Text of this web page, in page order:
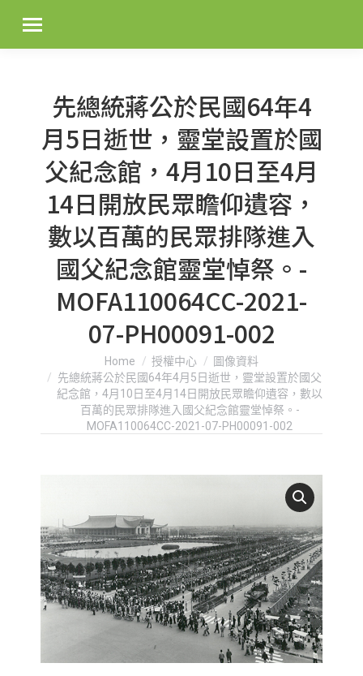
先總統蔣公於民國64年4
月5日逝世，靈堂設置於國
父紀念館，4月10日至4月
14日開放民眾瞻仰遺容，
數以百萬的民眾排隊進入
國父紀念館靈堂悼祭。-
MOFA110064CC-2021-
07-PH00091-002
You are here:Home 授權中心
圖像資料
先總統蔣公於民國64年4月5日逝世，靈堂設置於國父
紀念館，4月10日至4月14日開放民眾瞻仰遺容，數以
百萬的民眾排隊進入國父紀念館靈堂悼祭。-
MOFA110064CC-2021-07-PH00091-002